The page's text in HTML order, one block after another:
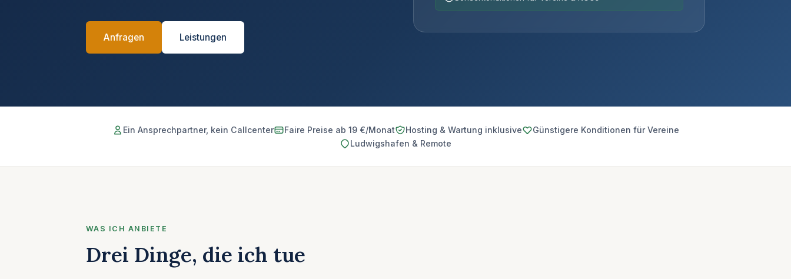
Anfragen Leistungen
Ein Ansprechpartner, kein Callcenter Faire Preise ab 19 €/Monat Hosting & Wartung inklusive
Günstigere Konditionen für Vereine
Ludwigshafen & Remote
WAS ICH ANBIETE
Drei Dinge, die ich tue